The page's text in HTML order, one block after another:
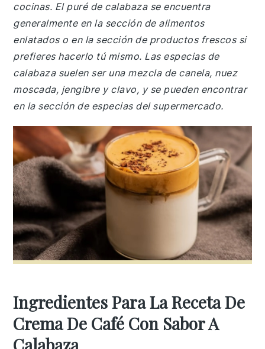
cocinas. El puré de calabaza se encuentra
generalmente en la sección de alimentos
enlatados o en la sección de productos frescos si
prefieres hacerlo tú mismo. Las especias de
calabaza suelen ser una mezcla de canela, nuez
moscada, jengibre y clavo, y se pueden encontrar
en la sección de especias del supermercado.
Ingredientes Para La Receta De
Crema De Café Con Sabor A
Calabaza